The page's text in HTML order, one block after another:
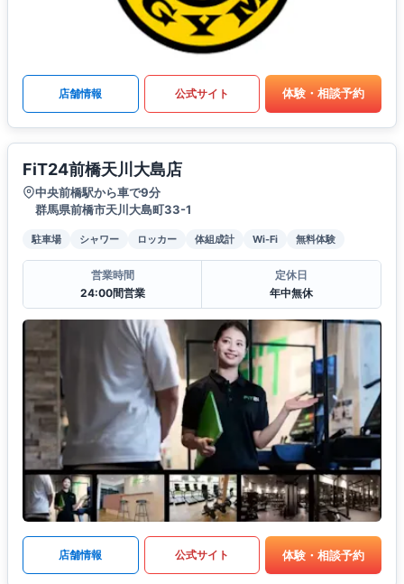
店舗情報 公式サイト 体験・相談予約
FiT24前橋天川大島店
中央前橋駅から車で9分
群馬県前橋市天川大島町33-1
駐車場 シャワー ロッカー 体組成計 Wi-Fi 無料体験
営業時間
24:00間営業
定休日
年中無休
店舗情報 公式サイト 体験・相談予約